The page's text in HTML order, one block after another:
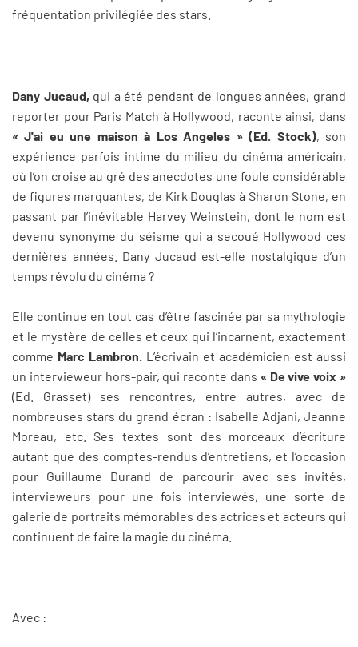
fréquentation privilégiée des stars.
Dany Jucaud, qui a été pendant de longues années, grand
reporter pour Paris Match à Hollywood, raconte ainsi, dans
« J'ai eu une maison à Los Angeles » (Ed. Stock), son
expérience parfois intime du milieu du cinéma américain,
où l’on croise au gré des anecdotes une foule considérable
de figures marquantes, de Kirk Douglas à Sharon Stone, en
passant par l’inévitable Harvey Weinstein, dont le nom est
devenu synonyme du séisme qui a secoué Hollywood ces
dernières années. Dany Jucaud est-elle nostalgique d’un
temps révolu du cinéma ?
Elle continue en tout cas d’être fascinée par sa mythologie
et le mystère de celles et ceux qui l’incarnent, exactement
comme Marc Lambron. L’écrivain et académicien est aussi
un intervieweur hors-pair, qui raconte dans « De vive voix »
(Ed. Grasset) ses rencontres, entre autres, avec de
nombreuses stars du grand écran : Isabelle Adjani, Jeanne
Moreau, etc. Ses textes sont des morceaux d’écriture
autant que des comptes-rendus d’entretiens, et l’occasion
pour Guillaume Durand de parcourir avec ses invités,
intervieweurs pour une fois interviewés, une sorte de
galerie de portraits mémorables des actrices et acteurs qui
continuent de faire la magie du cinéma.
Avec :